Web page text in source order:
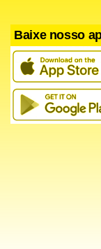
A experiência
assinado pelo
selecionados e
receitas
brasileiros. Entre
Baixe nosso